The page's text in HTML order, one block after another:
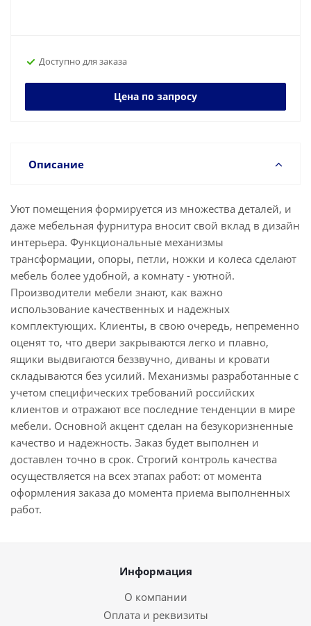
Доступно для заказа
Цена по запросу
Описание
Уют помещения формируется из множества деталей, и
даже мебельная фурнитура вносит свой вклад в дизайн
интерьера. Функциональные механизмы
трансформации, опоры, петли, ножки и колеса сделают
мебель более удобной, а комнату - уютной.
Производители мебели знают, как важно
использование качественных и надежных
комплектующих. Клиенты, в свою очередь, непременно
оценят то, что двери закрываются легко и плавно,
ящики выдвигаются беззвучно, диваны и кровати
складываются без усилий. Механизмы разработанные с
учетом специфических требований российских
клиентов и отражают все последние тенденции в мире
мебели. Основной акцент сделан на безукоризненные
качество и надежность. Заказ будет выполнен и
доставлен точно в срок. Строгий контроль качества
осуществляется на всех этапах работ: от момента
оформления заказа до момента приема выполненных
работ.
Информация
О компании
Оплата и реквизиты